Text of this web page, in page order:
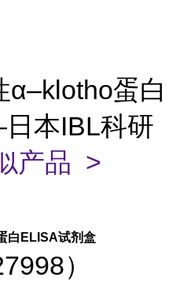
α–klotho蛋白
本IBL科研
产品 >
白ELISA试剂盒
）